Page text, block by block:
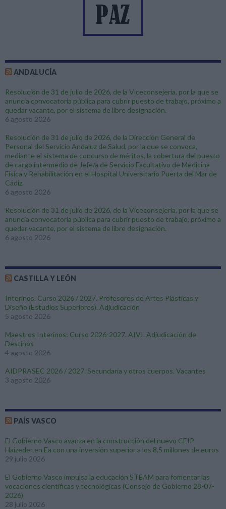
ANDALUCÍA
Resolución de 31 de julio de 2026, de la Viceconsejería, por la que se
anuncia convocatoria pública para cubrir puesto de trabajo, próximo a
quedar vacante, por el sistema de libre designación.
6 agosto 2026
Resolución de 31 de julio de 2026, de la Dirección General de
Personal del Servicio Andaluz de Salud, por la que se convoca,
mediante el sistema de concurso de méritos, la cobertura del puesto
de cargo intermedio de Jefe/a de Servicio Facultativo de Medicina
Física y Rehabilitación en el Hospital Universitario Puerta del Mar de
Cádiz.
6 agosto 2026
Resolución de 31 de julio de 2026, de la Viceconsejería, por la que se
anuncia convocatoria pública para cubrir puesto de trabajo, próximo a
quedar vacante, por el sistema de libre designación.
6 agosto 2026
CASTILLA Y LEÓN
Interinos. Curso 2026 / 2027. Profesores de Artes Plásticas y
Diseño (Estudios Superiores). Adjudicación
5 agosto 2026
Maestros Interinos: Curso 2026-2027. AIVI. Adjudicación de
Destinos
4 agosto 2026
AIDPRASEC 2026 / 2027. Secundaria y otros cuerpos. Vacantes
3 agosto 2026
PAÍS VASCO
El Gobierno Vasco avanza en la construcción del nuevo CEIP
Haizeder en Ea con una inversión superior a los 8,5 millones de euros
29 julio 2026
El Gobierno Vasco impulsa la educación STEAM para fomentar las
vocaciones científicas y tecnológicas (Consejo de Gobierno 28-07-
2026)
28 julio 2026